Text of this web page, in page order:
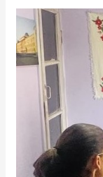
EUMM-
ის
ვიზიტი